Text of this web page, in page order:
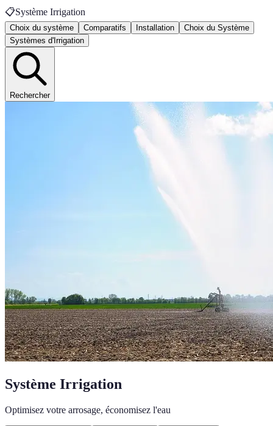
📋Système Irrigation
Choix du système Comparatifs Installation
Choix du Système
Systèmes d'Irrigation
Rechercher
Système Irrigation
Optimisez votre arrosage, économisez l'eau